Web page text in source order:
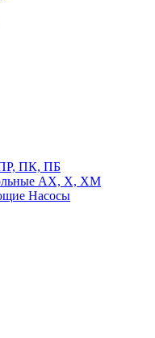
ПР, ПК, ПБ
АХ, Х, ХМ
Насосы